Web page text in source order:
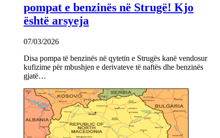
pompat e benzinës në Strugë! Kjo
është arsyeja
07/03/2026
Disa pompa të benzinës në qytetin e Strugës kanë vendosur
kufizime për mbushjen e derivateve të naftës dhe benzinës
gjatë…